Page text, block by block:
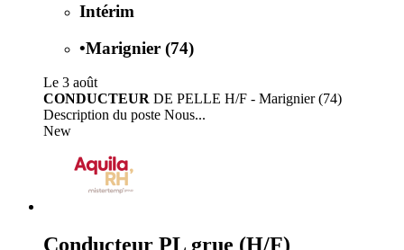
Intérim
•Marignier (74)
Le 3 août
CONDUCTEUR DE PELLE H/F - Marignier (74)
Description du poste Nous...
New
Conducteur PL grue (H/F)